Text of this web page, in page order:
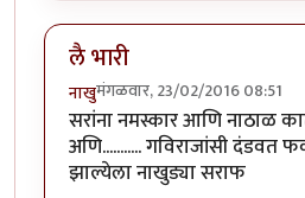
लै भारी
नाखुमंगळवार, 23/02/2016 08:51
सरांना नमस्कार आणि नाठाळ
अणि........... गविराजांसी दंडवत
झाल्येला नाखुड्या सराफ